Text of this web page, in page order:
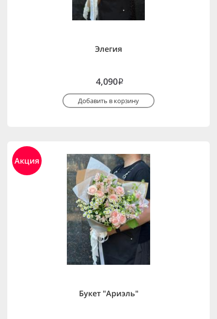
Элегия
4,090i
Добавить в корзину
Акция
Букет "Ариэль"